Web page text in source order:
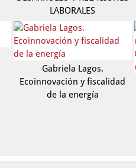
LABORALES
Gabriela Lagos.
Ecoinnovación y fiscalidad
de la energía